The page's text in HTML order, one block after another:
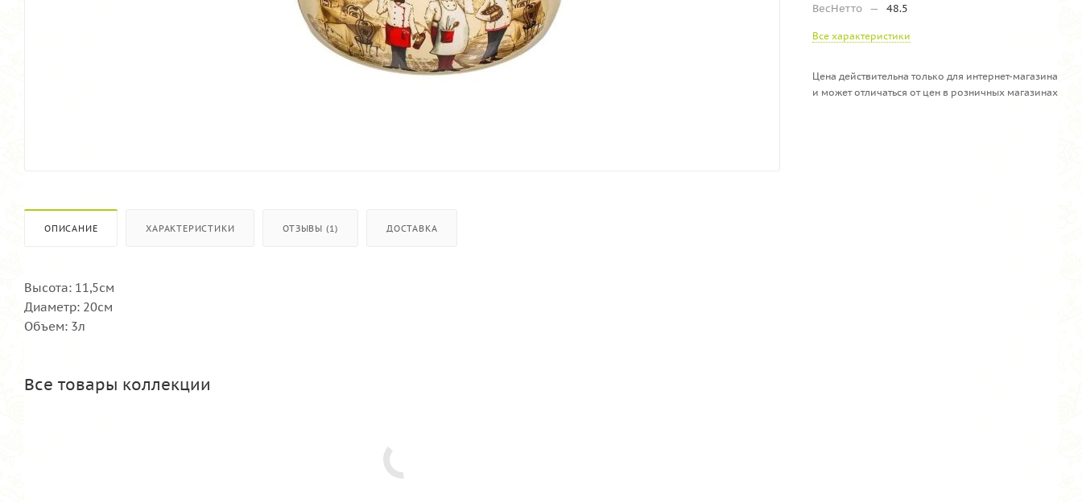
ОПИСАНИЕ ХАРАКТЕРИСТИКИ ОТЗЫВЫ (1) ДОСТАВКА
Высота: 11,5см
Диаметр: 20см
Объем: 3л
Все товары коллекции
ВесНетто — 48.5
Все характеристики
Цена действительна только для интернет-магазина
и может отличаться от цен в розничных магазинах